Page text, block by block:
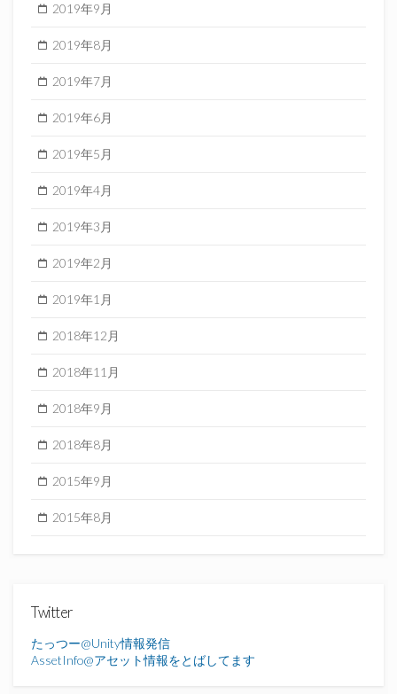
2019年9月
2019年8月
2019年7月
2019年6月
2019年5月
2019年4月
2019年3月
2019年2月
2019年1月
2018年12月
2018年11月
2018年9月
2018年8月
2015年9月
2015年8月
Twitter
たっつー@Unity情報発信
AssetInfo@アセット情報をとばしてます